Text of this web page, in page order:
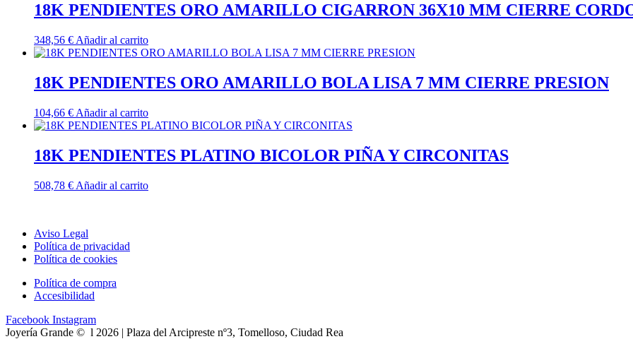
18K PENDIENTES ORO AMARILLO CIGARRON 36X10 MM CIERRE
348,56 € Añadir al carrito
18K PENDIENTES ORO AMARILLO BOLA LISA 7 MM CIERRE PRESION
104,66 € Añadir al carrito
18K PENDIENTES PLATINO BICOLOR PIÑA Y CIRCONITAS
508,78 € Añadir al carrito
Aviso Legal
Política de privacidad
Política de cookies
Política de compra
Accesibilidad
Facebook Instagram
Joyería Grande © l 2026 | Plaza del Arcipreste nº3, Tomelloso, Ciudad Rea